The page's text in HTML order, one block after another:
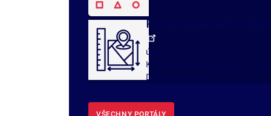
Portál územního
územní plány obcí
Královéhradeckého kraje -
DMVS, část ÚAP
VŠECHNY PORTÁLY